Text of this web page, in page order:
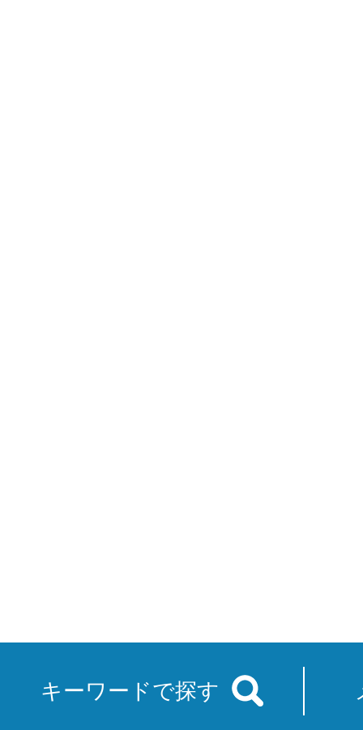
キーワードで探す